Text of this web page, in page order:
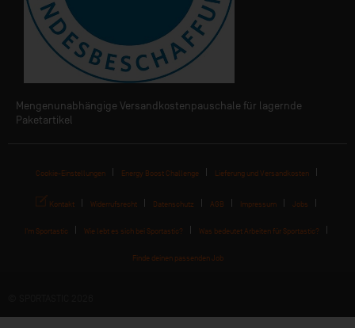
Mengenunabhängige Versandkostenpauschale für lagernde
Paketartikel
Cookie-Einstellungen Energy Boost Challenge Lieferung und Versandkosten
Kontakt Widerrufsrecht Datenschutz AGB Impressum Jobs
I'm Sportastic Wie lebt es sich bei Sportastic? Was bedeutet Arbeiten für Sportastic?
Finde deinen passenden Job